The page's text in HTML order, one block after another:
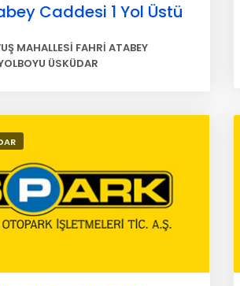
Caddesi 1 Yol Üstü
MAHALLESİ FAHRİ ATABEY
ÜSKÜDAR